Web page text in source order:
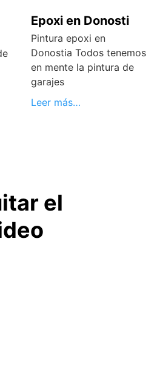
Epoxi en Donosti
Pintura epoxi en
Donostia Todos tenemos
en mente la pintura de
garajes
Leer más…
el